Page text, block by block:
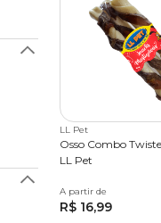
LL Pet
Osso Combo
LL Pet
3 unidades
A partir de
R$ 16,99